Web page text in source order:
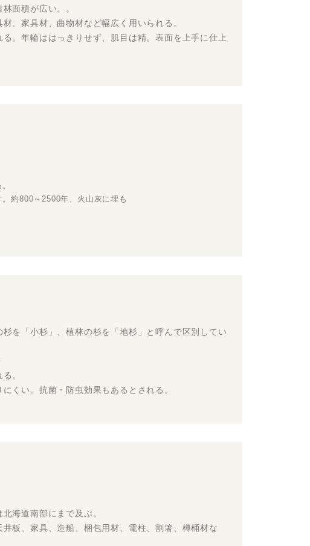
面積が広い。。
、家具材、曲物材など幅広く用いられる。
。年輪ははっきりせず、肌目は精。表面を上手に仕上
約800～2500年、火山灰に埋も
を「小杉」、植林の杉を「地杉」と呼んで区別してい
。
くい。抗菌・防虫効果もあるとされる。
海道南部にまで及ぶ。
板、家具、造船、梱包用材、電柱、割箸、樽桶材な